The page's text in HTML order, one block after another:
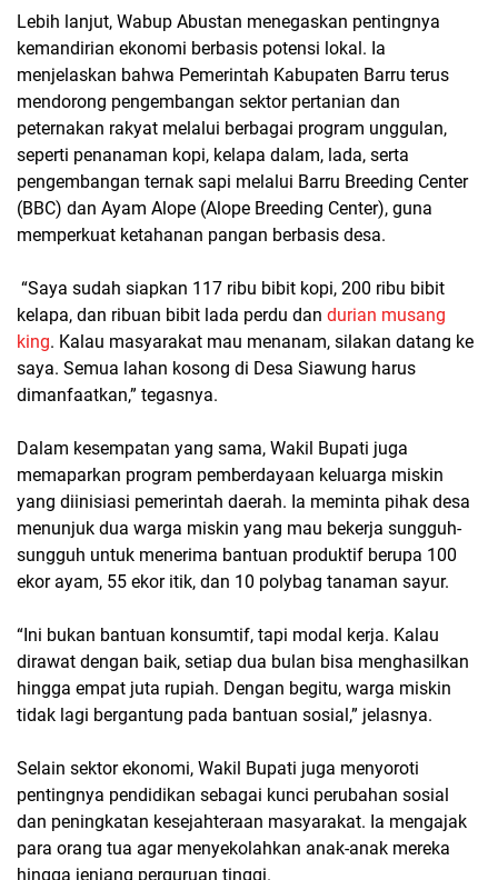
Lebih lanjut, Wabup Abustan menegaskan pentingnya
kemandirian ekonomi berbasis potensi lokal. Ia
menjelaskan bahwa Pemerintah Kabupaten Barru terus
mendorong pengembangan sektor pertanian dan
peternakan rakyat melalui berbagai program unggulan,
seperti penanaman kopi, kelapa dalam, lada, serta
pengembangan ternak sapi melalui Barru Breeding Center
(BBC) dan Ayam Alope (Alope Breeding Center), guna
memperkuat ketahanan pangan berbasis desa.
“Saya sudah siapkan 117 ribu bibit kopi, 200 ribu bibit
kelapa, dan ribuan bibit lada perdu dan durian musang
king. Kalau masyarakat mau menanam, silakan datang ke
saya. Semua lahan kosong di Desa Siawung harus
dimanfaatkan,” tegasnya.
Dalam kesempatan yang sama, Wakil Bupati juga
memaparkan program pemberdayaan keluarga miskin
yang diinisiasi pemerintah daerah. Ia meminta pihak desa
menunjuk dua warga miskin yang mau bekerja sungguh-
sungguh untuk menerima bantuan produktif berupa 100
ekor ayam, 55 ekor itik, dan 10 polybag tanaman sayur.
“Ini bukan bantuan konsumtif, tapi modal kerja. Kalau
dirawat dengan baik, setiap dua bulan bisa menghasilkan
hingga empat juta rupiah. Dengan begitu, warga miskin
tidak lagi bergantung pada bantuan sosial,” jelasnya.
Selain sektor ekonomi, Wakil Bupati juga menyoroti
pentingnya pendidikan sebagai kunci perubahan sosial
dan peningkatan kesejahteraan masyarakat. Ia mengajak
para orang tua agar menyekolahkan anak-anak mereka
hingga jenjang perguruan tinggi.